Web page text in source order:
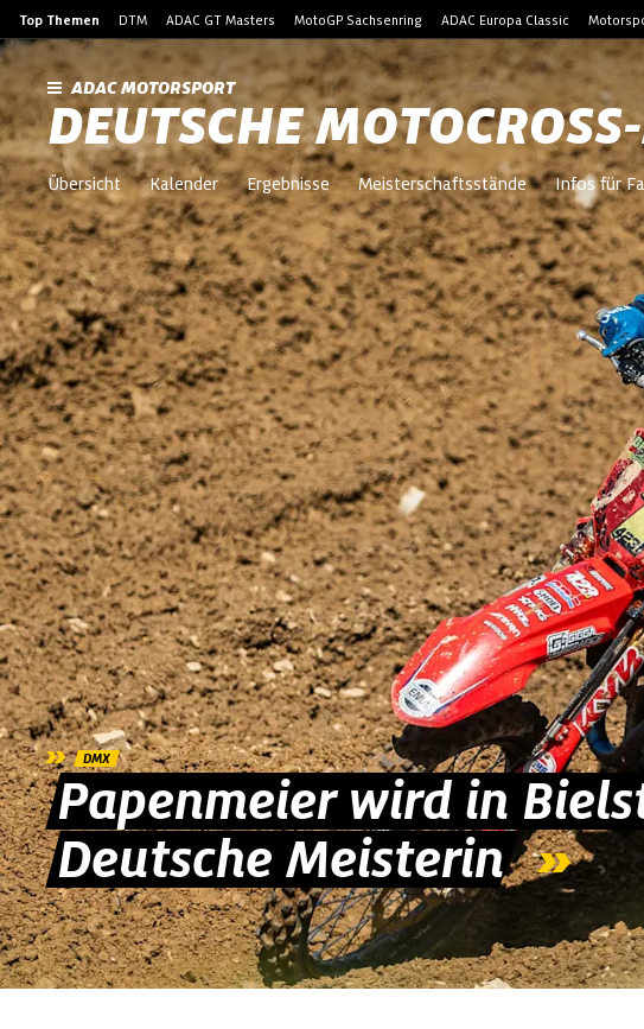
Top Themen DTM ADAC GT Masters MotoGP Sachsenring ADAC Europa Classic
ADAC MOTORSPORT
DEUTSCHE
Übersicht Kalender Ergebnisse Meisterschaftsstände Infos für
» DMX
Papenmeier wird in
Deutsche Meisterin